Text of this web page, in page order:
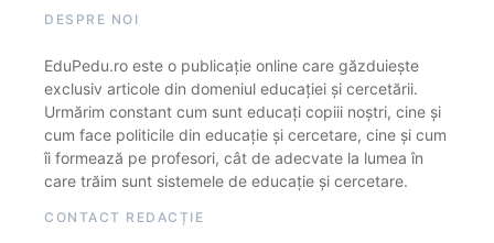
DESPRE NOI
EduPedu.ro este o publicație online care găzduiește
exclusiv articole din domeniul educației și cercetării.
Urmărim constant cum sunt educați copiii noștri, cine și
cum face politicile din educație și cercetare, cine și cum
îi formează pe profesori, cât de adecvate la lumea în
care trăim sunt sistemele de educație și cercetare.
CONTACT REDACȚIE